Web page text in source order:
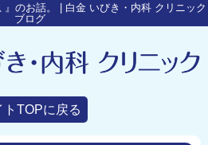
』のお話。 | 白金 いびき・内科 クリニック
ブログ
トTOPに戻る